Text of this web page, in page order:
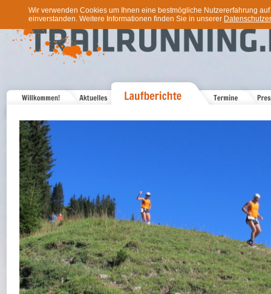
Wir verwenden Cookies um Ihnen eine bestmögliche Nutzererfahrung
einverstanden. Weitere Informationen finden Sie in unserer